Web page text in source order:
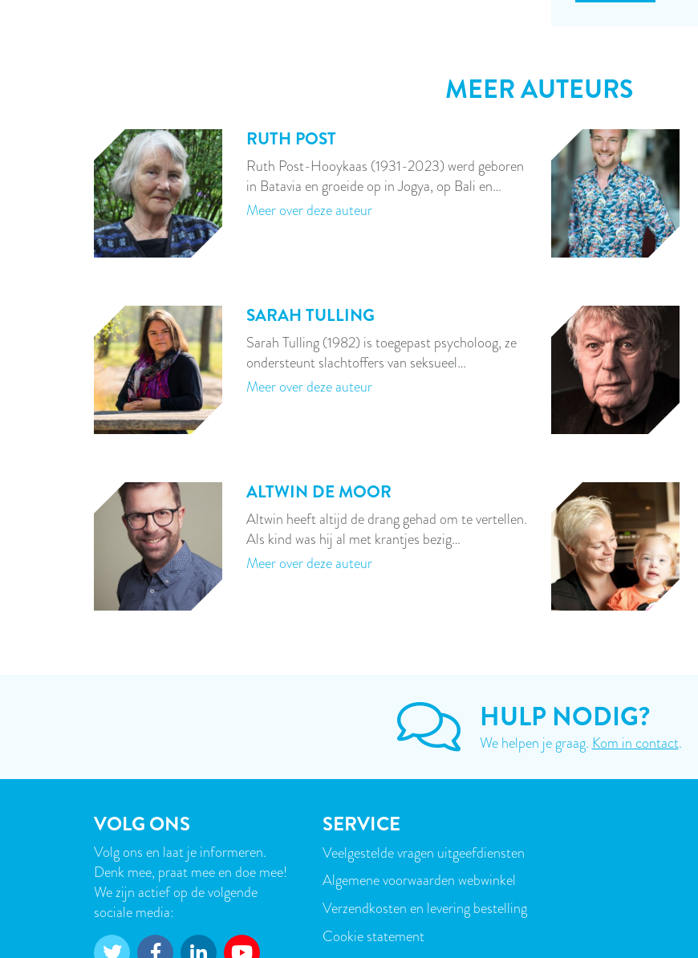
MEER AUTEURS
RUTH POST
Ruth Post-Hooykaas (1931-2023) werd geboren
in Batavia en groeide op in Jogya, op Bali en…
Meer over deze auteur
SARAH TULLING
Sarah Tulling (1982) is toegepast psycholoog, ze
ondersteunt slachtoffers van seksueel…
Meer over deze auteur
ALTWIN DE MOOR
Altwin heeft altijd de drang gehad om te vertellen.
Als kind was hij al met krantjes bezig…
Meer over deze auteur
HULP NODIG?
We helpen je graag. Kom in contact.
VOLG ONS
Volg ons en laat je informeren.
Denk mee, praat mee en doe mee!
We zijn actief op de volgende
sociale media:
SERVICE
VOET
Veelgestelde vragen uitgeefdiensten
Algemene voorwaarden webwinkel
Verzendkosten en levering bestelling
Cookie statement